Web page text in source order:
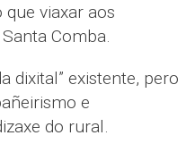
viaxar aos
Comba.
dixital” existente, pero
e
do rural.